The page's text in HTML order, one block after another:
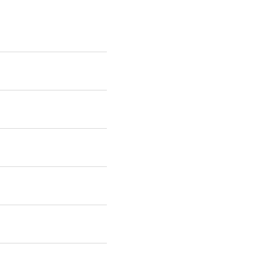
Probepaket selbst
in der Ihr alle
So kannst du es
Uns einfach
desto
den Konfigurator.
Kreativität freien Lauf
Informationen,
Zusätzlich bieten wir
abgeschlossen
WhatsApp